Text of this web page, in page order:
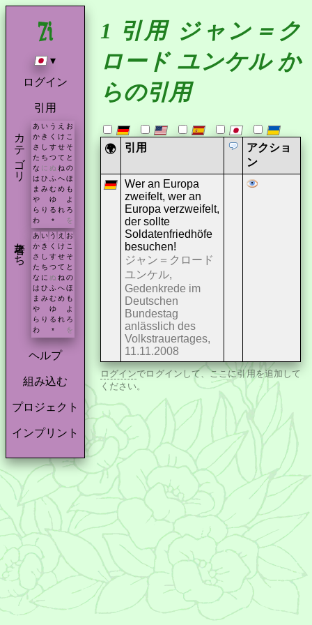
▾
ログイン
引用
カテゴリ あ い う え お
か き く け こ
さ し す せ そ
た ち つ て と
な に ぬ ね の
は ひ ふ へ ほ
ま み む め も
や
ゆ
よ
ら り る れ ろ
わ
* を
著者たち あ い う え お
か き く け こ
さ
し す せ そ
た ち つ て と
な に ぬ ね の
は ひ ふ へ ほ
ま み む め も
や
ゆ
よ
ら り る れ ろ
わ
* を
ヘルプ
組み込む
プロジェクト
インプリント
1 引用 ジャン＝ク
ロード ユンケル か
らの引用
🌍 引用
アクショ
ン
Wer an Europa
zweifelt, wer an
Europa verzweifelt,
der sollte
Soldatenfriedhöfe
besuchen!
ジャン＝クロード
ユンケル,
Gedenkrede im
Deutschen
Bundestag
anlässlich des
Volkstrauertages,
11.11.2008
ログインでログインして、ここに引用を追加して
ください。